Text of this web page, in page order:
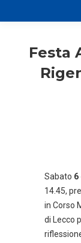
Festa
Sabato 6
14.45,
in Corso
di Lecco